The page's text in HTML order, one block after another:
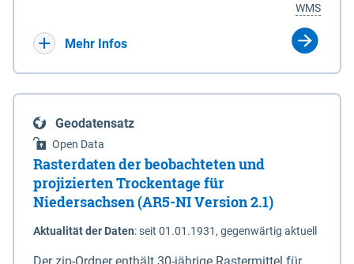
Eigenschaft eines Sperrwerkes durch Widmung, die
die Deichbehörde durch Verordnung ausspricht.
sowie Status der bestehenden Wolfsterritorien im
laufenden Monitoringjahr.
WMS
Mehr Infos
Geodatensatz
Open Data
Rasterdaten der beobachteten und
projizierten Trockentage für
Niedersachsen (AR5-NI Version 2.1)
Aktualität der Daten:seit 01.01.1931, gegenwärtig aktuell